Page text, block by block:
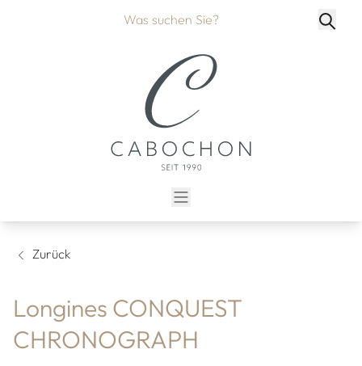
Zurück
Longines CONQUEST
CHRONOGRAPH